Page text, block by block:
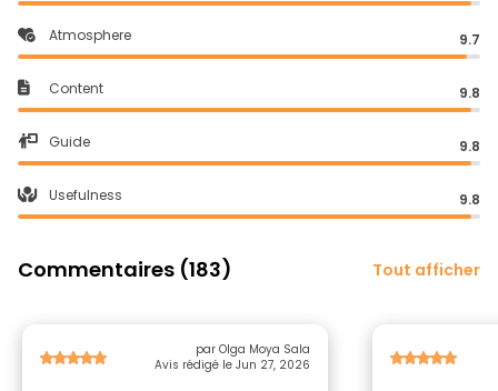
Atmosphere 9.7
Content 9.8
Guide 9.8
Usefulness 9.8
Commentaires (183) Tout afficher
par Olga Moya Sala
Avis rédigé le Jun 27, 2026